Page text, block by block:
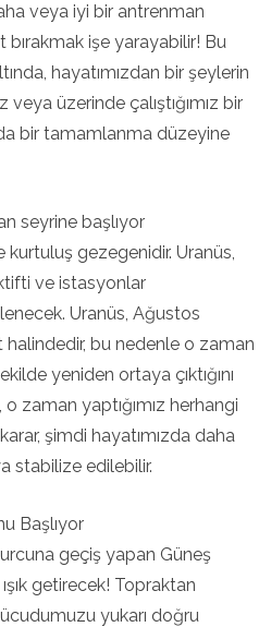
veya iyi bir antrenman
bırakmak işe yarayabilir! Bu
hayatımızdan bir şeylerin
üzerinde çalıştığımız bir
bir tamamlanma düzeyine
seyrine başlıyor
kurtuluş gezegenidir. Uranüs,
ve istasyonlar
Uranüs, Ağustos
halindedir, bu nedenle o zaman
yeniden ortaya çıktığını
zaman yaptığımız herhangi
şimdi hayatımızda daha
stabilize edilebilir.
Başlıyor
geçiş yapan Güneş
getirecek! Topraktan
yukarı doğru